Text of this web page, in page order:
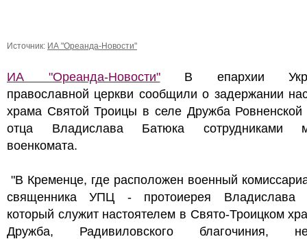
Источник: ИА "Ореанда-Новости"
ИА "Ореанда-Новости"В епархии
православной церкви сообщили о задержании
храма Святой Троицы в селе Дружба Ровненской
отца Владислава Батюка сотрудниками
военкомата.
"В Кременце, где расположен военный
священника УПЦ - протоиерея Владислава
который служит настоятелем в Свято-Троицком
Дружба, Радивиловского благочиния,